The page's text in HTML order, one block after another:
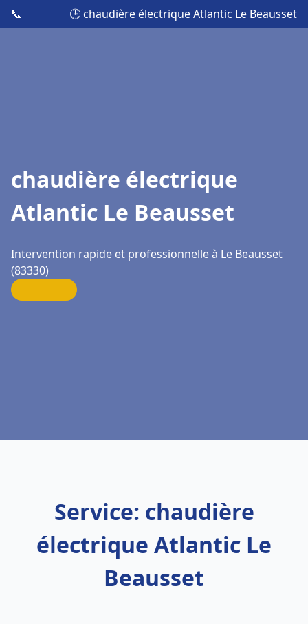
📞 🕒 chaudière électrique Atlantic Le Beausset
chaudière électrique
Atlantic Le Beausset
Intervention rapide et professionnelle à Le Beausset
(83330)
Service: chaudière
électrique Atlantic Le
Beausset